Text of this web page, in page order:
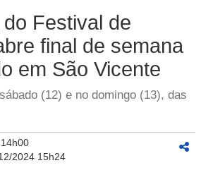
Festival de
final de semana
em São Vicente
(12) e no domingo (13), das
2024 15h24